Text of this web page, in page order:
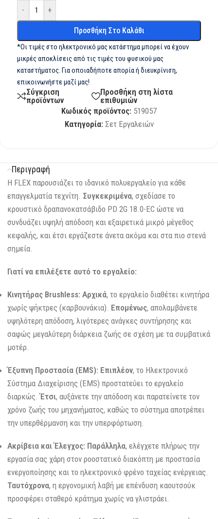
- +
Προσθήκη Στο Καλάθι
*Οι τιμές στο ηλεκτρονικό μας κατάστημα μπορεί να έχουν
μικρές αποκλίσεις από τις τιμές του φυσικού μας
καταστήματος. Για οποιαδήποτε απορία ή διευκρίνιση,
επικοινωνήστε μαζί μας!
Σύγκριση
προϊόντων
Προσθήκη στη λίστα
επιθυμιών
Κωδικός προϊόντος: 519057
Κατηγορία: Σετ Εργαλειών
Περιγραφή
Η FLEX παρουσιάζει το ιδανικό πολυεργαλείο για κάθε
επαγγελματία τεχνίτη. Συγκεκριμένα, σχεδίασε το
κρουστικό δραπανοκατσάβιδο PD 2G 18.0-EC ώστε να
συνδυάζει υψηλή απόδοση και εξαιρετικά μικρό μέγεθος
κεφαλής, και έτσι εργάζεστε άνετα ακόμα και στα πιο στενά
σημεία.
Γιατί να επιλέξετε αυτό το εργαλείο:
Κινητήρας Brushless: Αρχικά, το εργαλείο διαθέτει κινητήρα
χωρίς ψήκτρες (καρβουνάκια). Επομένως, απολαμβάνετε
υψηλότερη απόδοση, λιγότερες ανάγκες συντήρησης και
σαφώς μεγαλύτερη διάρκεια ζωής σε σχέση με τα συμβατικά
μοτέρ.
Έξυπνη Προστασία (EMS): Επιπλέον, το Ηλεκτρονικό
Σύστημα Διαχείρισης (EMS) προστατεύει το εργαλείο
διαρκώς.Έτσι, αυξάνετε την απόδοση και παρατείνετε τον
χρόνο ζωής του μηχανήματος, καθώς το σύστημα αποτρέπει
την υπερθέρμανση και την υπερφόρτωση.
Ακρίβεια και Έλεγχος: Παράλληλα, ελέγχετε πλήρως την
εργασία σας χάρη στον ροοστατικό διακόπτη με προστασία
ενεργοποίησης και το ηλεκτρονικό φρένο ταχείας ενέργειας.
Ταυτόχρονα, η εργονομική λαβή με επένδυση καουτσούκ
προσφέρει σταθερό κράτημα χωρίς να γλιστράει.